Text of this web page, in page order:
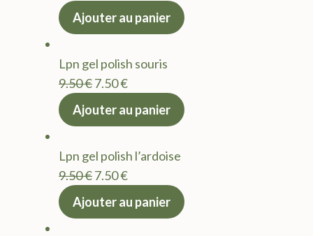
prix
9.50 €.
actuel
7.50 €.
Ajouter au panier
Lpn gel polish souris
9.50€Le
prix
9.50 €.
7.50€Le
actuel
7.50 €.
Ajouter au panier
Lpn gel polish l’ardoise
9.50€Le
prix
7.50€Le
actuel
Ajouter au panier